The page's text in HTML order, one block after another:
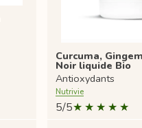
Curcuma,
Noir liquide Bio
Antioxydants
Nutrivie
5/5